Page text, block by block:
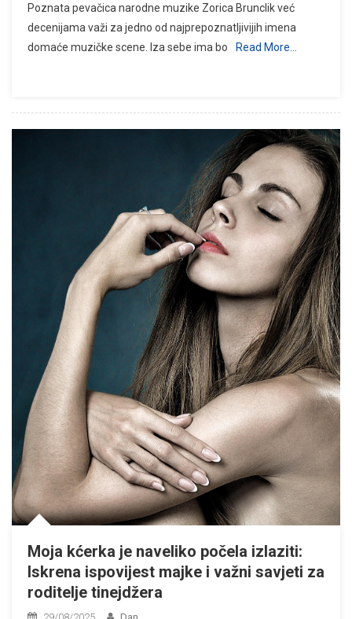
Poznata pevačica narodne muzike Zorica Brunclik već
decenijama važi za jedno od najprepoznatljivijih imena
domaće muzičke scene. Iza sebe ima bo
Read More…
Moja kćerka je naveliko počela izlaziti:
Iskrena ispovijest majke i važni savjeti za
roditelje tinejdžera